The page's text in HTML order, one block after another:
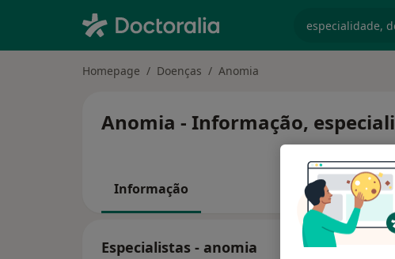
Homepage Doenças Anomia
Anomia - Informação,
Informação
Especialistas - anomia